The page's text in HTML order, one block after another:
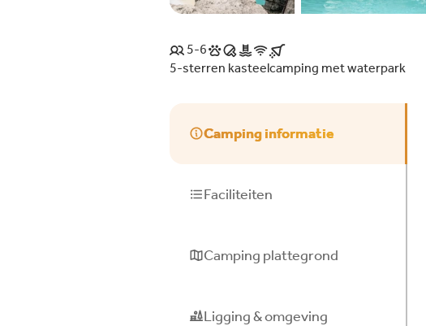
5-6
5-sterren kasteelcamping met waterpark
Camping informatie
Faciliteiten
Camping plattegrond
Ligging & omgeving